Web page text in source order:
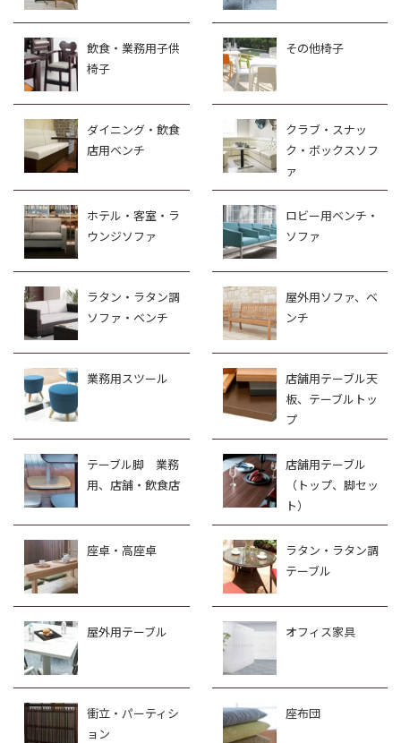
飲食・業務用子供
椅子
その他椅子
ダイニング・飲食
店用ベンチ
クラブ・スナッ
ク・ボックスソフ
ァ
ホテル・客室・ラ
ウンジソファ
ロビー用ベンチ・
ソファ
ラタン・ラタン調
ソファ・ベンチ
屋外用ソファ、ベ
ンチ
業務用スツール
店舗用テーブル天
板、テーブルトッ
プ
テーブル脚 業務
用、店舗・飲食店
店舗用テーブル
（トップ、脚セッ
ト）
座卓・高座卓
ラタン・ラタン調
テーブル
屋外用テーブル オフィス家具
衝立・パーティシ
ョン
座布団